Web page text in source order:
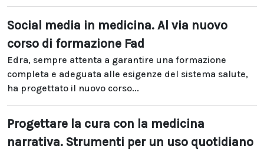
Social media in medicina. Al via nuovo
corso di formazione Fad
Edra, sempre attenta a garantire una formazione
completa e adeguata alle esigenze del sistema salute,
ha progettato il nuovo corso...
Progettare la cura con la medicina
narrativa. Strumenti per un uso quotidiano